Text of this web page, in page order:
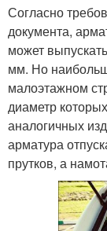
Согласно
документа,
может
мм. Но
малоэтажном
диаметр
аналогичных
арматура
прутков, а